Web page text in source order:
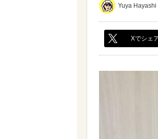
Yuya Hayashi
Xでシェ